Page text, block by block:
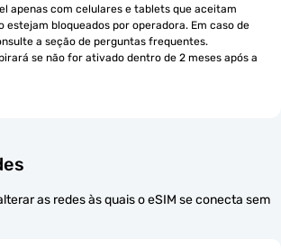
apenas com celulares e tablets que aceitam
estejam bloqueados por operadora. Em caso de
a seção de perguntas frequentes.
se não for ativado dentro de 2 meses após a
as redes às quais o eSIM se conecta sem